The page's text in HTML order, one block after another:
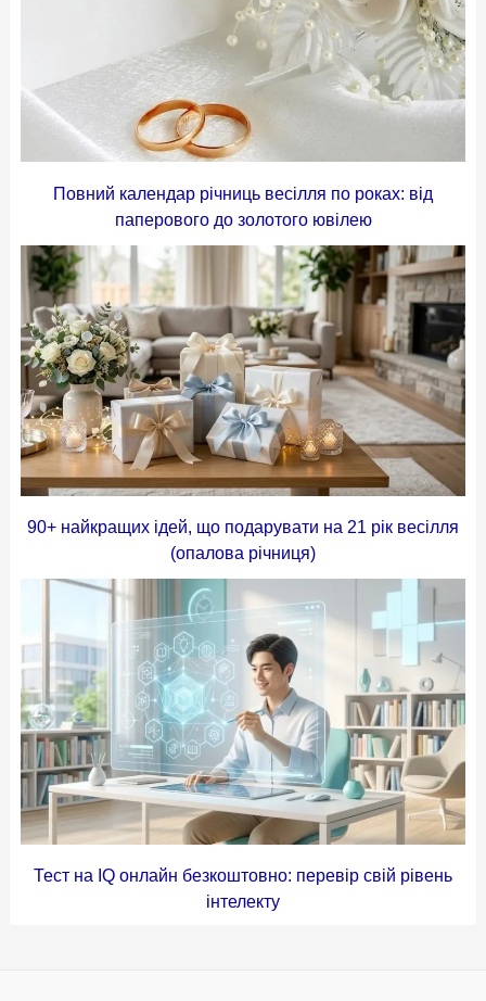
Повний календар річниць весілля по роках: від
паперового до золотого ювілею
90+ найкращих ідей, що подарувати на 21 рік весілля
(опалова річниця)
Тест на IQ онлайн безкоштовно: перевір свій рівень
інтелекту